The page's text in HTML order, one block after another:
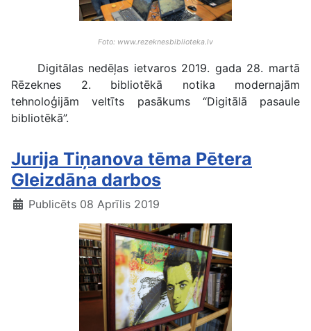
Foto: www.rezeknesbiblioteka.lv
Digitālas nedēļas ietvaros 2019. gada 28. martā
Rēzeknes 2. bibliotēkā notika modernajām
tehnoloģijām veltīts pasākums “Digitālā pasaule
bibliotēkā”.
Jurija Tiņanova tēma Pētera
Gleizdāna darbos
Publicēts 08 Aprīlis 2019